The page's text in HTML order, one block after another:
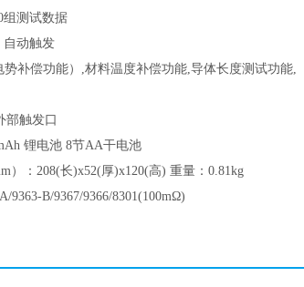
组测试数据
自动触发
势补偿功能）,材料温度补偿功能,导体长度测试功能,
部触发口
锂电池 8节AA干电池
）：208(长)x52(厚)x120(高) 重量：0.81kg
9363-B/9367/9366/8301(100mΩ)